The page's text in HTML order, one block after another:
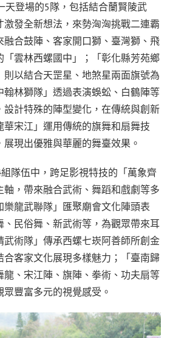
天登場的5隊，包括結合蘭賢陵武
發全新想法，來勢洶洶挑戰二連霸
融合鼓陣、客家開口獅、臺灣獅、飛
「雲林西螺國中」；「彰化縣芳苑鄉
則以結合天罡星、地煞星兩面旗號為
翰林獅隊」透過表演蜈蚣、白鶴陣等
設計特殊的陣型變化，在傳統與創新
華宋江」運用傳統的旗舞和扇舞技
現出優雅與華麗的舞臺效果。
隊伍中，跨足影視特技的「萬象齊
軸，帶來融合武術、舞蹈和戲劇等多
樂龍武聯隊」匯聚廟會文化陣頭表
、民俗舞、新武術等，為觀眾帶來耳
武術隊」傳承西螺七崁阿善師所創金
合客家文化展現多樣魅力；「臺南歸
龍、宋江陣、旗陣、拳術、功夫扇等
豐富多元的視覺感受。